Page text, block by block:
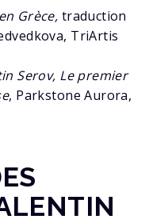
Grèce, traduction
TriArtis
Serov, Le premier
, Parkstone Aurora,